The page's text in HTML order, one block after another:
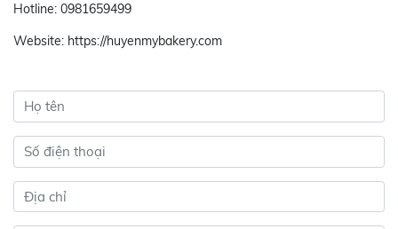
Hotline: 0981659499
Website: https://huyenmybakery.com